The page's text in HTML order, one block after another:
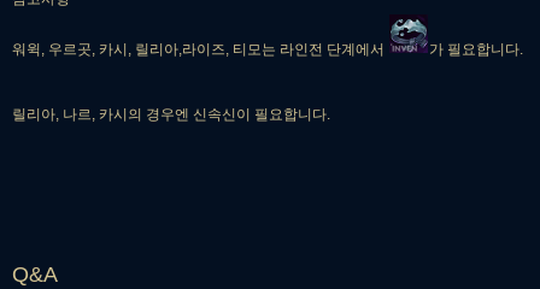
워윅, 우르곳, 카시, 릴리아,라이즈, 티모는 라인전 단계에서 가 필요합니다.
릴리아, 나르, 카시의 경우엔 신속신이 필요합니다.
Q&A